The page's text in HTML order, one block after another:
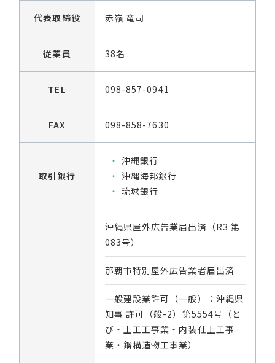
代表取締役 赤嶺 竜司
従業員 38名
TEL 098-857-0941
FAX 098-858-7630
取引銀行
沖縄銀行
沖縄海邦銀行
琉球銀行
沖縄県屋外広告業届出済（R3 第
083号）
那覇市特別屋外広告業者届出済
一般建設業許可（一般）：沖縄県
知事 許可（般-2）第5554号（と
び・土工工事業・内装仕上工事
業・鋼構造物工事業）